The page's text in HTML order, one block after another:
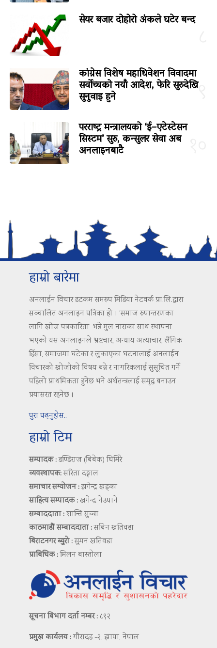
सेयर बजार दोहोरो अंकले घटेर बन्द
९
कांग्रेस विशेष महाधिवेशन विवादमा
सर्वोच्चको नयाँ आदेश, फेरि सुरुदेखि
सुनुवाइ हुने
परराष्ट्र मन्त्रालयको ‘ई–एटेस्टेसन
सिस्टम’ सुरु, कन्सुलर सेवा अब
अनलाइनबाटै
हाम्रो बारेमा
अनलाईन विचार डटकम समरुप मिडिया नेटवर्क प्रा.लि.द्वारा
सञ्चालित अनलाइन पत्रिका हो । ‘समाज रुपान्तरणका
लागि खोज पत्रकारिता’ भन्ने मुल नाराका साथ स्थापना
भएको यस अनलाइनले भ्रष्टचार, अन्याय अत्याचार, लैंगिक
हिंसा, समाजमा घटेका र लुकाएका घटनालाई अनलाईन
विचारको खोजीको विषय बन्ने र नागरिकलाई सुसूचित गर्ने
पहिलो प्राथमिकता हुनेछ भने अर्थतन्त्रलाई समृद्ध बनाउन
प्रयासरत रहनेछ ।
पुरा पढ्नुहोस..
हाम्रो टिम
सम्पादक :डण्डिराज (बिबेक) घिमिरे
व्यवस्थापक:सरिता दङ्गाल
समाचार सम्योजन :झगेन्द्र खड्का
साहित्य सम्पादक :खगेन्द्र नेउपाने
सम्बाददाता :शान्ति सुब्बा
काठमाडौं सम्बाददाता :सबिन खतिवडा
बिराटनगर ब्युरो :सुमन खतिवडा
प्राबिधिक :मिलन बास्तोला
सूचना बिभाग दर्ता नम्बर : ८९२
प्रमुख कार्यलय :गौरादह -२, झापा, नेपाल